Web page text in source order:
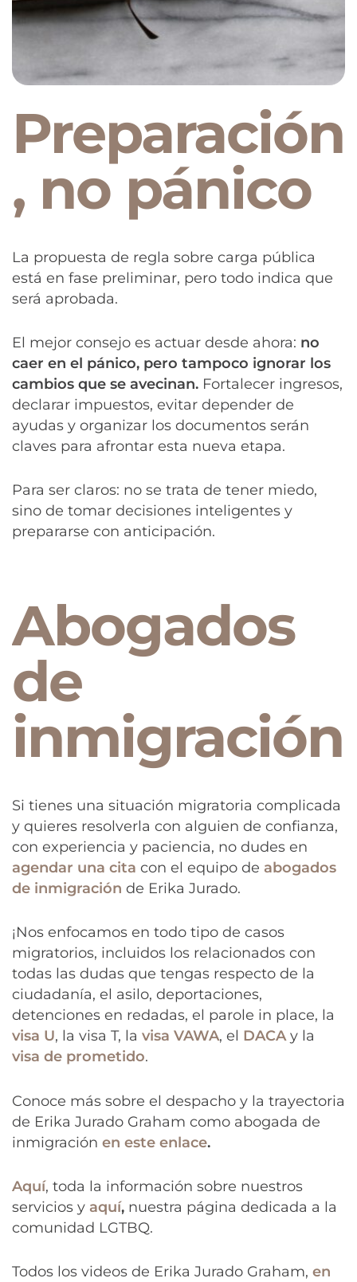
Preparación
, no pánico
La propuesta de regla sobre carga pública
está en fase preliminar, pero todo indica que
será aprobada.
El mejor consejo es actuar desde ahora: no
caer en el pánico, pero tampoco ignorar los
cambios que se avecinan. Fortalecer ingresos,
declarar impuestos, evitar depender de
ayudas y organizar los documentos serán
claves para afrontar esta nueva etapa.
Para ser claros: no se trata de tener miedo,
sino de tomar decisiones inteligentes y
prepararse con anticipación.
Abogados
de
inmigración
Si tienes una situación migratoria complicada
y quieres resolverla con alguien de confianza,
con experiencia y paciencia, no dudes en
agendar una cita con el equipo de abogados
de inmigración de Erika Jurado.
¡Nos enfocamos en todo tipo de casos
migratorios, incluidos los relacionados con
todas las dudas que tengas respecto de la
ciudadanía, el asilo, deportaciones,
detenciones en redadas, el parole in place, la
visa U, la visa T, la visa VAWA, el DACAy la
visa de prometido.
Conoce más sobre el despacho y la trayectoria
de Erika Jurado Graham como abogada de
inmigración en este enlace.
Aquí, toda la información sobre nuestros
servicios y aquí, nuestra página dedicada a la
comunidad LGTBQ.
Todos los videos de Erika Jurado Graham, en